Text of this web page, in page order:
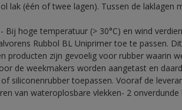
lak (één of twee lagen). Tussen de laklagen
Bij hoge temperatuur (> 30°C) en wind
Rubbol BL Uniprimer toe te passen.
producten zijn gevoelig voor rubber waarin
de weekmakers worden aangetast en
siliconenrubber toepassen. Vooraf de
van wateroplosbare vlekken- 2